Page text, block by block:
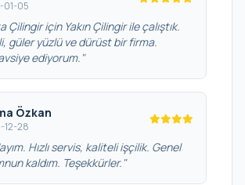
01-05
Çilingir için Yakın Çilingir ile çalıştık.
güler yüzlü ve dürüst bir firma.
ediyorum."
Özkan
12-28
Hızlı servis, kaliteli işçilik. Genel
kaldım. Teşekkürler."